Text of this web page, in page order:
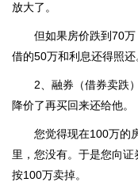
放大了。
但如果房价跌到70
借的50万和利息还得照还
2、融券（借券卖跌
降价了再买回来还给他。
您觉得现在100万的
里，您没有。于是您向
按100万卖掉。